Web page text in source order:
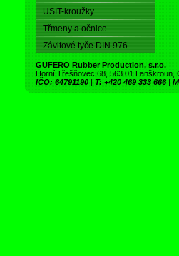
USIT-kroužky
Třmeny a očnice
Závitové tyče DIN 976
GUFERO Rubber Production, s.r.o.
Horní Třešňovec 68, 563 01 Lanškroun,
IČO: 64791190 | T: +420 469 333 666 |